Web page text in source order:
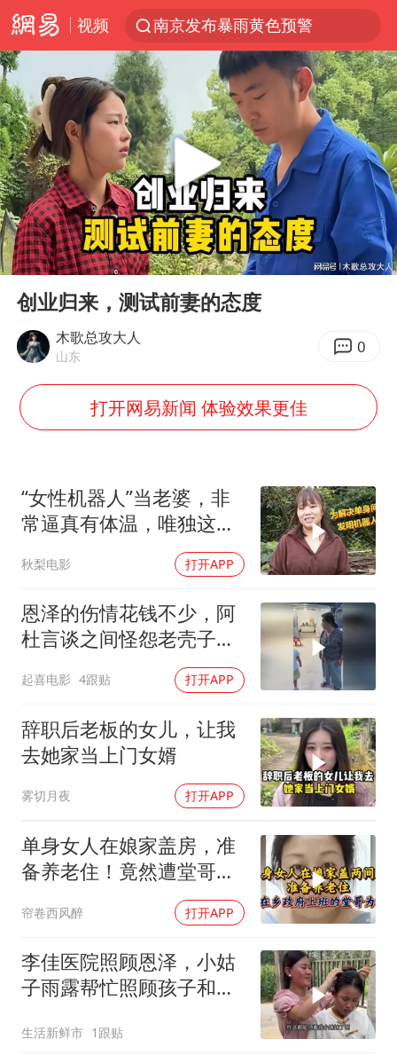
视频
南京发布暴雨黄色预警
上海有出现龙卷潜势
上半年我国经营主体结构持续优化
王传君 《披荆斩棘》
上海：5号线16号线浦江线全线停运
白海豚预计将在浙江苍南到三门一带登陆
今日15时起福州地铁高架区段停运
国足U17与阿森纳决赛取消 并列冠军
2025年小学教师减少13.19万
王艺迪无缘横滨赛决赛
泰国：高度重视中国游客旅游体验
《龙餐馆》 冲奖
蒯曼挺进WTT横滨冠军赛女单四强
以军士兵把枪口对准中国记者
白海豚5次眼壁置换
构建更高水平的全民健身公共服务体系
Play
00:00 07:14
创业归来，测试前妻的态度
木歌总攻大人
山东 0
打开网易新闻 体验效果更佳
“女性机器人”当老婆，非
常逼真有体温，唯独这一
秋梨电影 打开APP
恩泽的伤情花钱不少，阿
杜言谈之间怪怨老壳子妈
起喜电影 4跟贴 打开APP
辞职后老板的女儿，让我
去她家当上门女婿
雾切月夜 打开APP
单身女人在娘家盖房，准
备养老住！竟然遭堂哥故
帘卷西风醉 打开APP
李佳医院照顾恩泽，小姑
子雨露帮忙照顾孩子和家
生活新鲜市 1跟贴